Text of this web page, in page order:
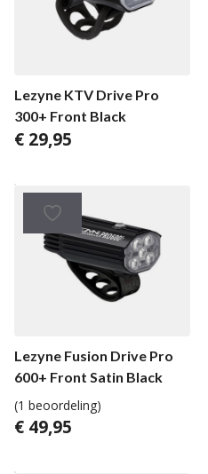
Lezyne KTV Drive Pro
300+ Front Black
€ 29,95
Lezyne Fusion Drive Pro
600+ Front Satin Black
(1 beoordeling)
€ 49,95